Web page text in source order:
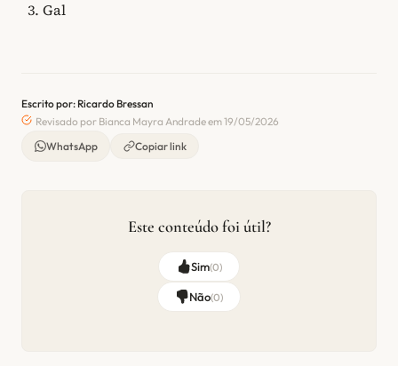
Gal
Escrito por: Ricardo Bressan
Revisado por Bianca Mayra Andrade em 19/05/2026
WhatsApp
Copiar link
Este conteúdo foi útil?
Sim(0)
Não(0)